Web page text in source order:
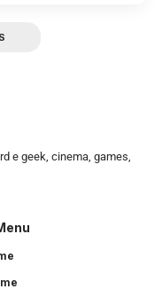
e geek, cinema, games,